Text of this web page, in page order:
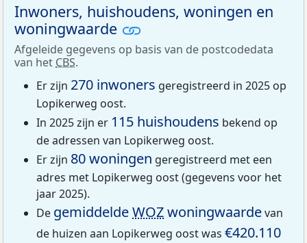
Inwoners, huishoudens, woningen en
woningwaarde
Afgeleide gegevens op basis van de postcodedata
van het CBS.
Er zijn 270 inwoners geregistreerd in 2025 op
Lopikerweg oost.
In 2025 zijn er 115 huishoudens bekend op
de adressen van Lopikerweg oost.
Er zijn 80 woningen geregistreerd met een
adres met Lopikerweg oost (gegevens voor het
jaar 2025).
De gemiddeldeWOZwoningwaardevan
de huizen aan Lopikerweg oost was €420.110